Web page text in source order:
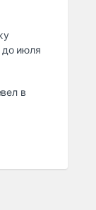
до июля
в